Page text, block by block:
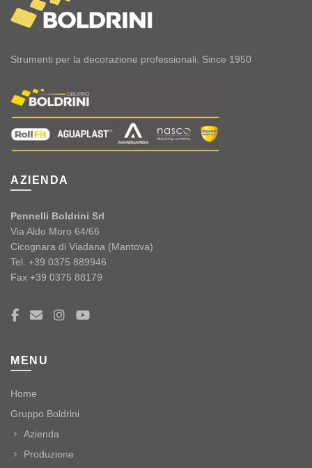
Strumenti per la decorazione professionali. Since 1950
AZIENDA
Pennelli Boldrini Srl
Via Aldo Moro 64/66
Cicognara di Viadana (Mantova)
Tel. +39 0375 889946
Fax +39 0375 88179
MENU
Home
Gruppo Boldrini
Azienda
Produzione